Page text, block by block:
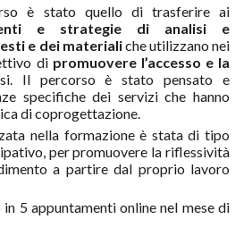
è stato quello di trasferire ai
e strategie di analisi e
e dei materialiche utilizzano nei
di promuovere l’accesso e la
Il percorso è stato pensato e
specifiche dei servizi che hanno
di coprogettazione.
nella formazione è stata di tipo
per promuovere la riflessività
a partire dal proprio lavoro
5 appuntamenti online nel mese di